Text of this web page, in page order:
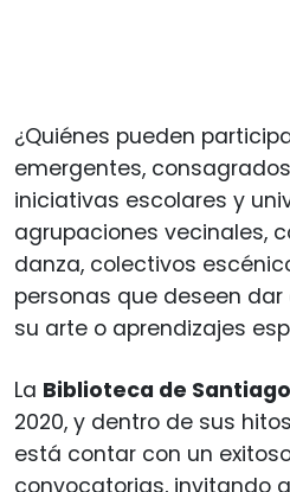
¿Quiénes pueden
emergentes,
iniciativas escolares y
agrupaciones vecinales,
danza, colectivos
personas que deseen
su arte o aprendizajes
La Biblioteca de Santiago
2020, y dentro de sus
está contar con un
convocatorias, invitando